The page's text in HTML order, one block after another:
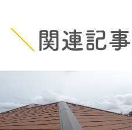
関連記事